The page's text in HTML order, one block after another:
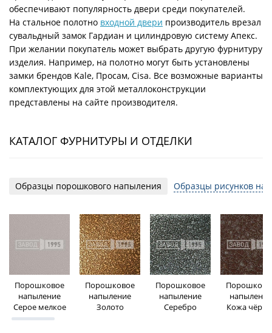
обеспечивают популярность двери среди покупателей.
На стальное полотно входной двери производитель врезал
сувальдный замок Гардиан и цилиндровую систему Апекс.
При желании покупатель может выбрать другую фурнитуру
изделия. Например, на полотно могут быть установлены
замки брендов Kale, Просам, Cisa. Все возможные варианты
комплектующих для этой металлоконструкции
представлены на сайте производителя.
КАТАЛОГ ФУРНИТУРЫ И ОТДЕЛКИ
Образцы порошкового напыления Образцы рисунков на
Порошковое
напыление
Серое мелкое
Порошковое
напыление
Золото
Порошковое
напыление
Серебро
напыление
Кожа